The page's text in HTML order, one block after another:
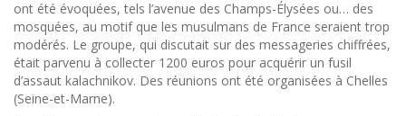
ont été évoquées, tels l’avenue des Champs-Élysées ou… des
mosquées, au motif que les musulmans de France seraient trop
modérés. Le groupe, qui discutait sur des messageries chiffrées,
était parvenu à collecter 1200 euros pour acquérir un fusil
d’assaut kalachnikov. Des réunions ont été organisées à Chelles
(Seine-et-Marne).